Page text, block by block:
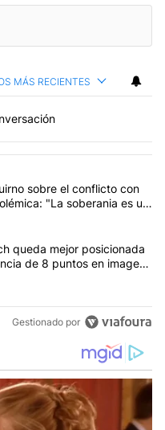
MÁS RECIENTES
más comentarios en los
"Las incosistencias de
sobre el conflicto con
"La soberania es un
"Encuesta: Patricia
queda mejor posicionada
de 8 puntos en imagen
Gestionado por